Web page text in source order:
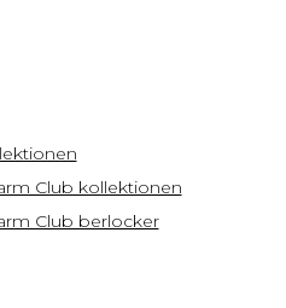
Club kollektionen
Club berlocker